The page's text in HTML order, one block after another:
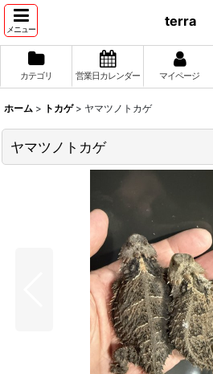
メニュー
terra
カテゴリ 営業日カレンダー マイページ
ホーム > トカゲ > ヤマツノトカゲ
ヤマツノトカゲ